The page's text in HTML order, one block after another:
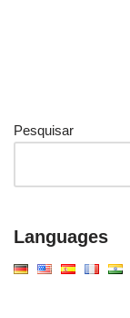
Pesquisar
Languages